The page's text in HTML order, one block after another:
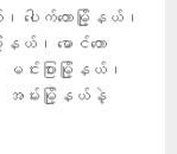
ေါက်တောမြို့နယ်၊
ယ်၊ မောင်တော
င်းပြားမြို့နယ်၊
အမ်းမြို့နယ်နဲ့